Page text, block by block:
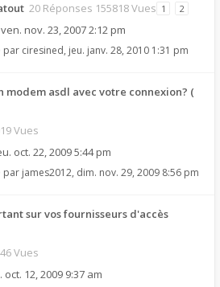
20 Réponses 155818 Vues 1 2
ven. nov. 23, 2007 2:12 pm
par ciresined, jeu. janv. 28, 2010 1:31 pm
modem asdl avec votre connexion? (
Vues
oct. 22, 2009 5:44 pm
par james2012, dim. nov. 29, 2009 8:56 pm
sur vos fournisseurs d'accès
Vues
oct. 12, 2009 9:37 am